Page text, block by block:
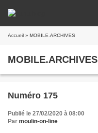
Accueil » MOBILE.ARCHIVES
MOBILE.ARCHIVES
Numéro 175
Publié le 27/02/2020 à 08:00
Par moulin-on-line